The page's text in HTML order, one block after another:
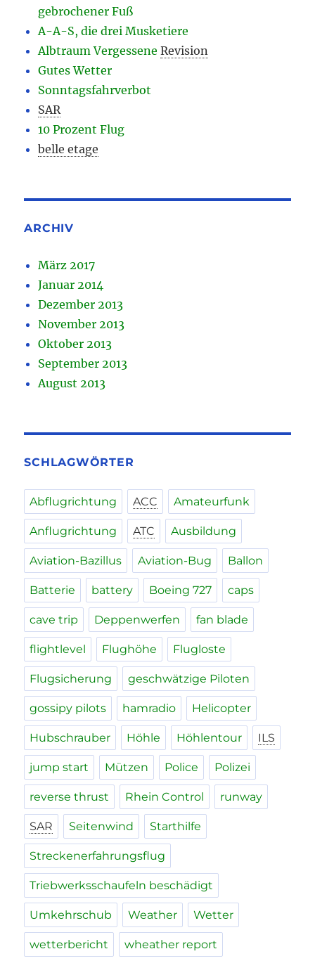
gebrochener Fuß
A-A-S, die drei Musketiere
Albtraum Vergessene Revision
Gutes Wetter
Sonntagsfahrverbot
SAR
10 Prozent Flug
belle etage
ARCHIV
März 2017
Januar 2014
Dezember 2013
November 2013
Oktober 2013
September 2013
August 2013
SCHLAGWÖRTER
Abflugrichtung ACC Amateurfunk
Anflugrichtung ATC Ausbildung
Aviation-Bazillus Aviation-Bug Ballon
Batterie battery Boeing 727 caps
cave trip Deppenwerfen fan blade
flightlevel Flughöhe Flugloste
Flugsicherung geschwätzige Piloten
gossipy pilots hamradio Helicopter
Hubschrauber Höhle Höhlentour ILS
jump start Mützen Police Polizei
reverse thrust Rhein Control runway
SAR Seitenwind Starthilfe
Streckenerfahrungsflug
Triebwerksschaufeln beschädigt
Umkehrschub Weather Wetter
wetterbericht wheather report